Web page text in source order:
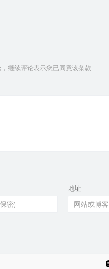
继续评论表示您已同意该条款
地址